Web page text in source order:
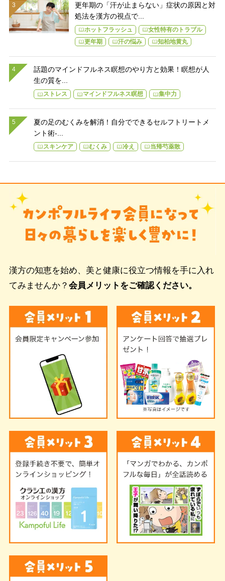
更年期の「汗が止まらない」症状の原因と対
処法を漢方の視点で...
ホットフラッシュ
女性特有のトラブル
更年期
汗の悩み 知柏地黄丸
話題のマインドフルネス瞑想のやり方と効果！瞑想が人
生の質を...
ストレス マインドフルネス瞑想 集中力
夏の足のむくみを解消！自分でできるセルフトリートメ
ント術-...
スキンケア むくみ 冷え 当帰芍薬散
漢方の知恵を始め、美と健康に役立つ情報を手に入れ
てみませんか？ 会員メリットをご確認ください。